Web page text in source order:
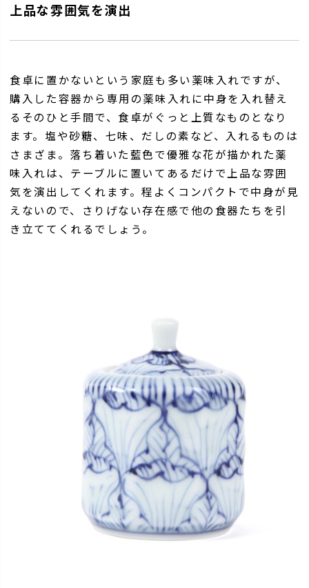
上品な雰囲気を演出
食卓に置かないという家庭も多い薬味入れですが、
購入した容器から専用の薬味入れに中身を入れ替え
るそのひと手間で、食卓がぐっと上質なものとなり
ます。塩や砂糖、七味、だしの素など、入れるものは
さまざま。落ち着いた藍色で優雅な花が描かれた薬
味入れは、テーブルに置いてあるだけで上品な雰囲
気を演出してくれます。程よくコンパクトで中身が見
えないので、さりげない存在感で他の食器たちを引
き立ててくれるでしょう。